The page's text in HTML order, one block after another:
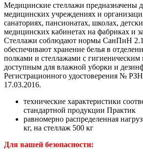
Медицинские стеллажи предназначены
медицинских учреждениях и
санаториях, пансионатах, школах,
медицинских кабинетах на фабриках и
Стеллажи соблюдают нормы СанПиН
обеспечивают хранение белья в
полками и стеллажами с
доступным для влажной уборки и
Регистрационного удостоверения №
17.03.2016.
технические характеристики
стандартной продукции Практик
равномерно распределенная
кг, на стеллаж 500 кг
Для вашей безопасности: